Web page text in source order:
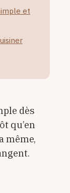
et
dès
qu’en
même,